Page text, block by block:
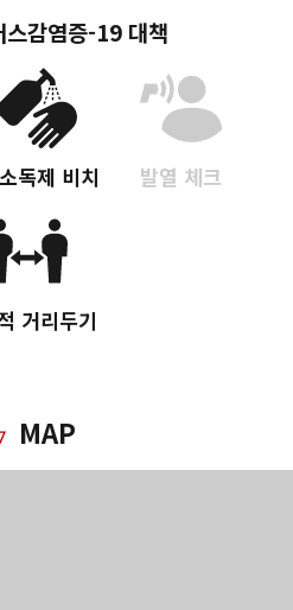
스감염증-19 대책
독제 비치 발열 체크
거리두기
MAP
복사